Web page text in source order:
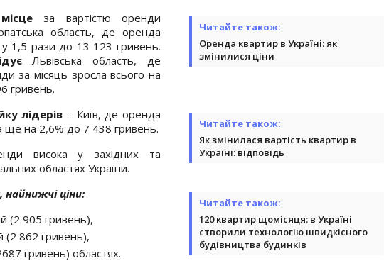
Читайте також:
Оренда квартир в Україні: як
змінилися ціни
за вартістю оренди
область, де оренда
1,5 рази до 13 123 гривень.
Львівська область, де
за місяць зросла всього на
гривень.
Читайте також:
Як змінилася вартість квартир в
Україні: відповідь
лідерів – Київ, де оренда
на 2,6% до 7 438 гривень.
висока у західних та
областях України.
Читайте також:
120 квартир щомісяця: в Україні
створили технологію швидкісного
будівництва будинків
ціни:
(2 905 гривень),
(2 862 гривень),
гривень) областях.